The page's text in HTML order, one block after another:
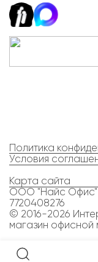
Политика
Условия
Карта сайта
ООО "Найс
7720408276
© 2016-2026
магазин офисной